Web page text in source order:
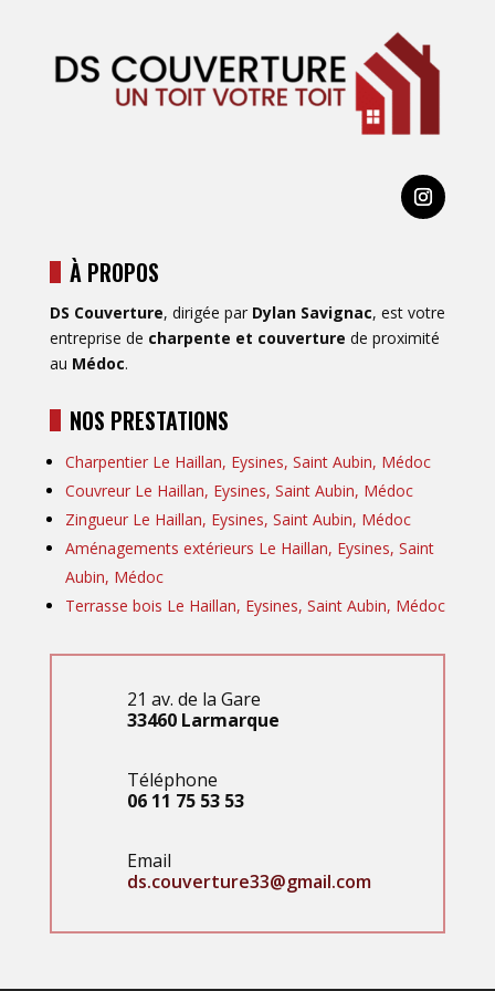
Z
i
e
C
r
é
a
i
n
a
m
é
n
a
g
m
u
À PROPOS
DS Couverture, dirigée parDylan Savignac, est votre
entreprise de charpente et couverture de proximité
au Médoc.
NOS PRESTATIONS
Charpentier Le Haillan, Eysines, Saint Aubin, Médoc
Couvreur Le Haillan, Eysines, Saint Aubin, Médoc
Zingueur Le Haillan, Eysines, Saint Aubin, Médoc
Aménagements extérieurs Le Haillan, Eysines, Saint
Aubin, Médoc
Terrasse bois Le Haillan, Eysines, Saint Aubin, Médoc
21 av. de la Gare
33460 Larmarque
Téléphone
06 11 75 53 53
Email
ds.couverture33@gmail.com